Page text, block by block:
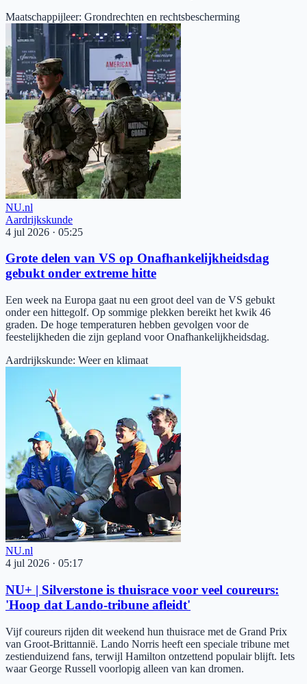
Maatschappijleer: Grondrechten en rechtsbescherming
NU.nl
Aardrijkskunde
4 jul 2026 · 05:25
Grote delen van VS op Onafhankelijkheidsdag
gebukt onder extreme hitte
Een week na Europa gaat nu een groot deel van de VS gebukt
onder een hittegolf. Op sommige plekken bereikt het kwik 46
graden. De hoge temperaturen hebben gevolgen voor de
feestelijkheden die zijn gepland voor Onafhankelijkheidsdag.
Aardrijkskunde: Weer en klimaat
NU.nl
4 jul 2026 · 05:17
NU+ | Silverstone is thuisrace voor veel coureurs:
'Hoop dat Lando-tribune afleidt'
Vijf coureurs rijden dit weekend hun thuisrace met de Grand Prix
van Groot-Brittannië. Lando Norris heeft een speciale tribune met
zestienduizend fans, terwijl Hamilton ontzettend populair blijft. Iets
waar George Russell voorlopig alleen van kan dromen.